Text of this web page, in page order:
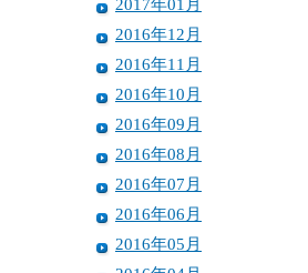
2017年01月
2016年12月
2016年11月
2016年10月
2016年09月
2016年08月
2016年07月
2016年06月
2016年05月